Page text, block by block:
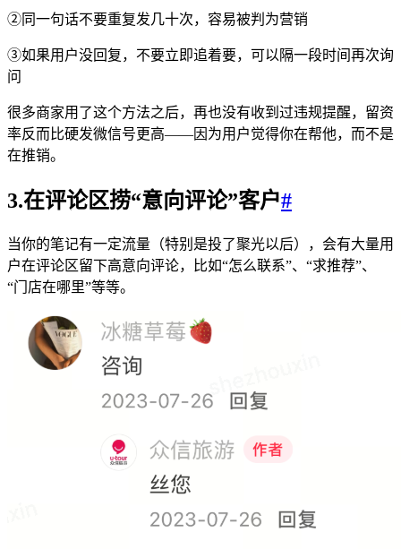
②同一句话不要重复发几十次，容易被判为营销
③如果用户没回复，不要立即追着要，可以隔一段时间再次询
问
很多商家用了这个方法之后，再也没有收到过违规提醒，留资
率反而比硬发微信号更高——因为用户觉得你在帮他，而不是
在推销。
3.在评论区捞“意向评论”客户#
当你的笔记有一定流量（特别是投了聚光以后），会有大量用
户在评论区留下高意向评论，比如“怎么联系”、“求推荐”、
“门店在哪里”等等。